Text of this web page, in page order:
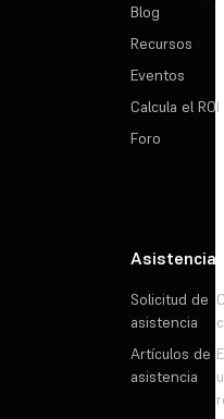
Blog
Recursos
Eventos
Calcula el ROI
Foro
Asistencia
Solicitud de
asistencia
Artículos de
asistencia